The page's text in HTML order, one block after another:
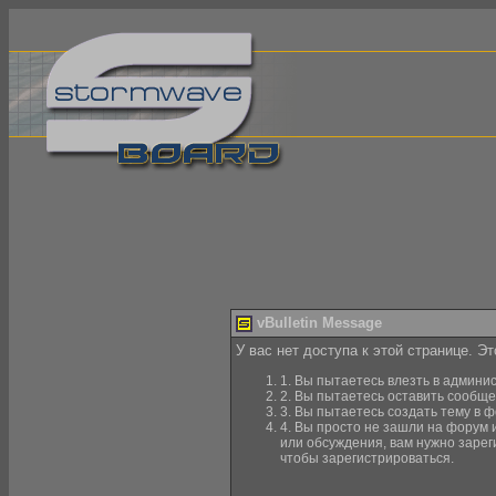
vBulletin Message
У вас нет доступа к этой странице.
1. Вы пытаетесь влезть в
2. Вы пытаетесь оставить
3. Вы пытаетесь создать тему в
4. Вы просто не зашли на форум
или обсуждения, вам нужно
чтобы зарегистрироваться.